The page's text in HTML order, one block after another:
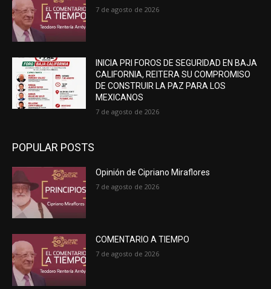
7 de agosto de 2026
INICIA PRI FOROS DE SEGURIDAD EN BAJA
CALIFORNIA, REITERA SU COMPROMISO
DE CONSTRUIR LA PAZ PARA LOS
MEXICANOS
7 de agosto de 2026
POPULAR POSTS
Opinión de Cipriano Miraflores
7 de agosto de 2026
COMENTARIO A TIEMPO
7 de agosto de 2026